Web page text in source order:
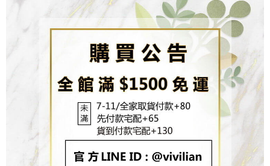
醒簡訊。
2.透過簡訊連結打開帳單後，可選擇「超商條碼／台灣大直營門市／銀行轉
帳／街口支付／iPASS MONEY」等通路繳費。
1.本服務係由「台灣大哥大股份有限公司」（以下簡稱本公司）所提供，讓
用戶於交易時，得透過本服務購買商品或服務，並由商店將買賣／分期付款
買賣價金債權讓與本公司後，依約使用本公司帳單繳交帳款。
2.基於同意付款使用「大哥付你分期」之契約關係目的，商店將以您的個人
資料（包含姓名、電話或地址）提供予台灣大哥大進項蒐集、處理及利用，
由本公司與您本人進行分期帳單所需資料之確認、核對及更正。
3.完整用戶服務條款，請詳閱以下連結： https://oppay.tw/userRule
１．於結帳方式選擇「AFTEE先享後付」後，將跳轉至「AFTEE先享後付」
結帳頁面，進行簡訊認證並確認金額後，即可完成結帳。
２．訂單成立數日內，您將收到繳費通知簡訊。
３．收到繳費通知簡訊後14天內，點擊此簡訊中的連結，可透過四大超商／
ATM／網路銀行／等多元方式進行付款，方視為交易完成。
※ 請注意：結帳手續完成當下不需立刻繳費，但若您需要取消訂單，請聯絡
購買商品的店家。未經商家同意取消之訂單仍視為有效，需透過AFTEE先享
後付繳納相關費用。
※ 交易是否成功請以「AFTEE先享後付 」之結帳頁面顯示為準，若有關於
是否繳費成功／繳費後需取消欲退款等相關疑問，請聯繫「AFTEE先享後付
https://netprotections.freshdesk.com/support/home
【注意事項】
１．透過由恩沛科技股份有限公司提供之「AFTEE先享後付」服務完成之交
易，需依本服務之必要範圍內提供個人資料，並將交易相關給付款項請求債
全家取貨付款
每筆NT$80，滿NT$1,500(含以上)免運費
每筆NT$80，滿NT$1,500(含以上)免運費
先付款宅配到府
每筆NT$65，滿NT$1,500(含以上)免運費
每筆NT$130，滿NT$1,500(含以上)免運費
海外配送 查看運費